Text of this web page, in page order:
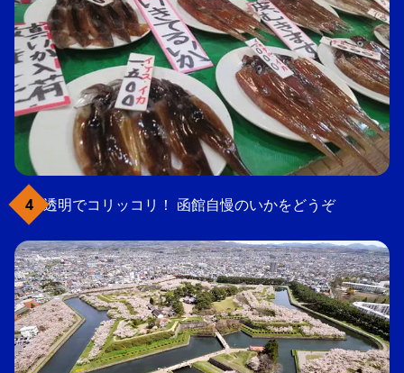
透明でコリッコリ！ 函館自慢のいかをどうぞ